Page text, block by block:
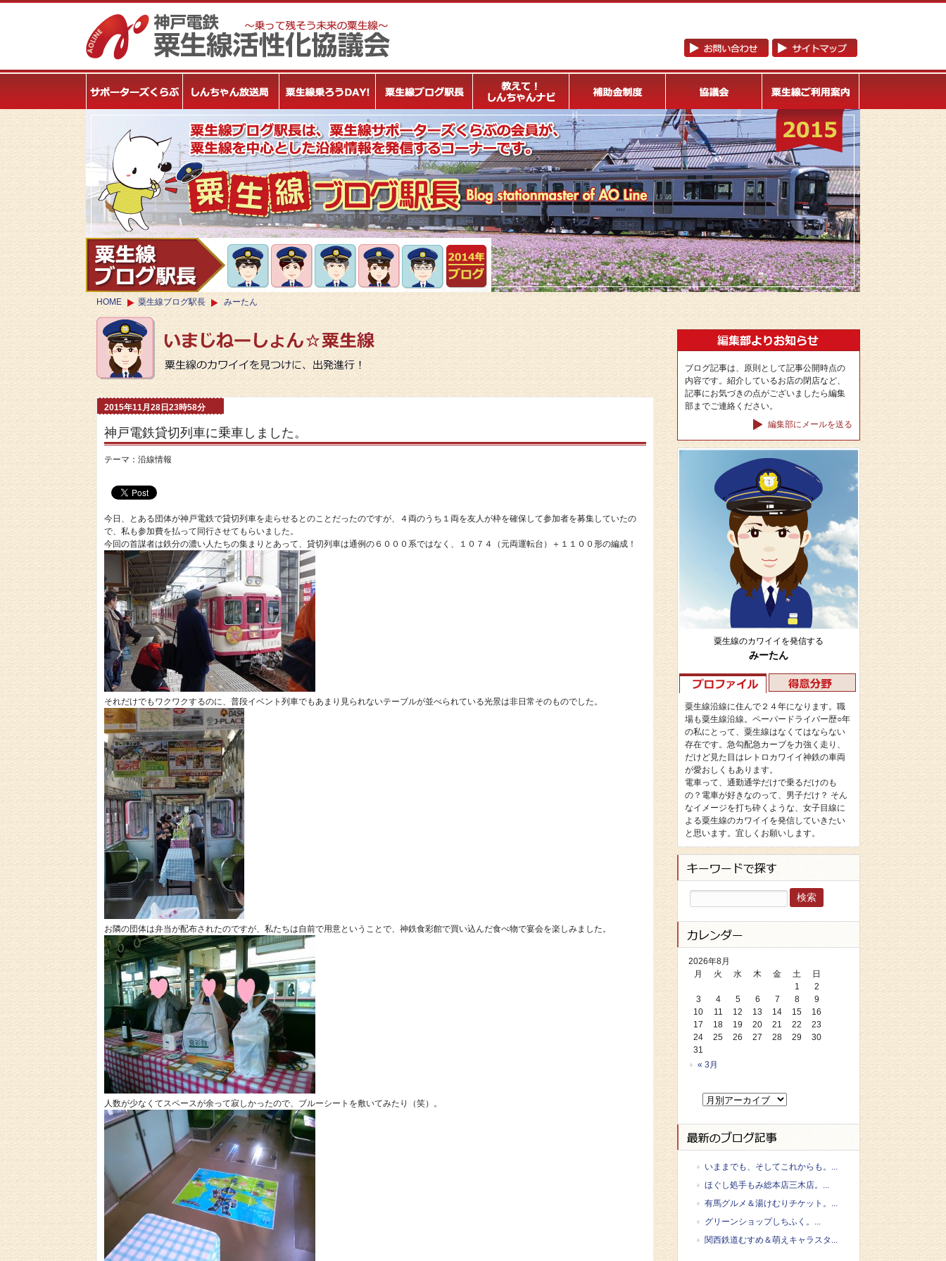
HOME 粟生線ブログ駅長 みーたん
2015年11月28日23時58分
神戸電鉄貸切列車に乗車しました。
テーマ： 沿線情報
今日、とある団体が神戸電鉄で貸切列車を走らせるとのことだったのですが、４両のうち１両を友人が枠を確保して参加者を募集していたの
で、私も参加費を払って同行させてもらいました。
今回の首謀者は鉄分の濃い人たちの集まりとあって、貸切列車は通例の６０００系ではなく、１０７４（元両運転台）＋１１００形の編成！
それだけでもワクワクするのに、普段イベント列車でもあまり見られないテーブルが並べられている光景は非日常そのものでした。
お隣の団体は弁当が配布されたのですが、私たちは自前で用意ということで、神鉄食彩館で買い込んだ食べ物で宴会を楽しみました。
人数が少なくてスペースが余って寂しかったので、ブルーシートを敷いてみたり（笑）。
ブログ記事は、原則として記事公開時点の
内容です。紹介しているお店の閉店など、
記事にお気づきの点がございましたら編集
部までご連絡ください。
編集部にメールを送る
粟生線のカワイイを発信する
みーたん
粟生線沿線に住んで２４年になります。職
場も粟生線沿線。ペーパードライバー歴○年
の私にとって、粟生線はなくてはならない
存在です。急勾配急カーブを力強く走り、
だけど見た目はレトロカワイイ神鉄の車両
が愛おしくもあります。
電車って、通勤通学だけで乗るだけのも
の？電車が好きなのって、男子だけ？ そん
なイメージを打ち砕くような、女子目線に
よる粟生線のカワイイを発信していきたい
と思います。宜しくお願いします。
検
索:
2026年8月
月
火 水 木 金 土
日
1
2
3
4 5 6 7 8
9
10
11 12 13 14 15
16
17
18 19 20 21 22
23
24
25 26 27 28 29
30
31
« 3月
いままでも、そしてこれからも。...
ほぐし処手もみ総本店三木店。...
有馬グルメ＆湯けむりチケット。...
グリーンショップしちふく。...
関西鉄道むすめ＆萌えキャラスタ...